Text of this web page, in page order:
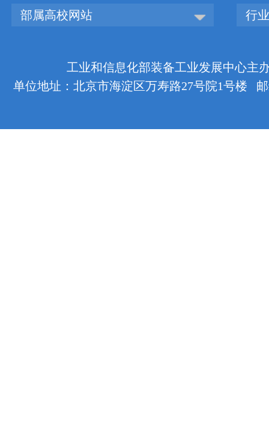
部属高校网站 行
工业和信息化部装备工业发展中心主
单位地址：北京市海淀区万寿路27号院1号楼